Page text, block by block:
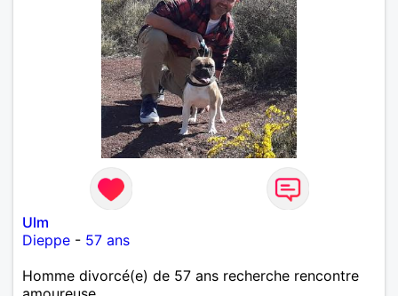
Ulm
Dieppe - 57 ans
Homme divorcé(e) de 57 ans recherche rencontre